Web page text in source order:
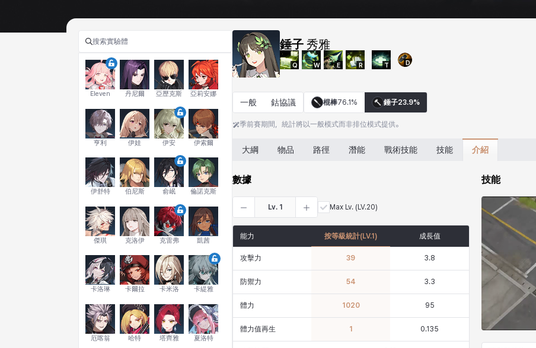
Eleven 丹尼爾 亞歷克斯 亞莉安娜
亨利 伊娃 伊安 伊索爾
伊舒特 伯尼斯 俞岷 倫諾克斯
傑琪 克洛伊 克雷弗 凱茜
卡洛琳 卡爾拉 卡米洛 卡緹雅
厄喀翁 哈特 塔齊雅 夏洛特
錘子 秀雅
Q W E R T D
一般 鈷協議 棍棒76.1% 錘子23.9%
季前賽期間，統計將以一般模式而非排位模式提供。
大綱 物品 路徑 潛能 戰術技能 技能 介紹
數據
Lv. 1 Max Lv. (LV.20)
能力 按等級統計(LV.1 ) 成長值
攻擊力 39 3.8
防禦力 54 3.3
體力 1020 95
體力值再生 1 0.135
技能